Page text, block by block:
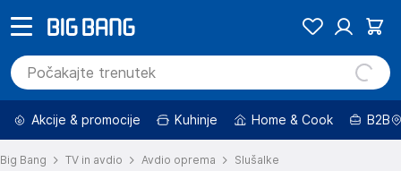
Akcije & promocije Kuhinje Home & Cook B2B
Big Bang TV in avdio Avdio oprema Slušalke